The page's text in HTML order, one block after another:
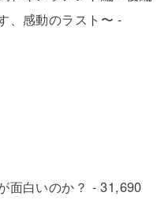
、感動のラスト〜 -
面白いのか？ - 31,690